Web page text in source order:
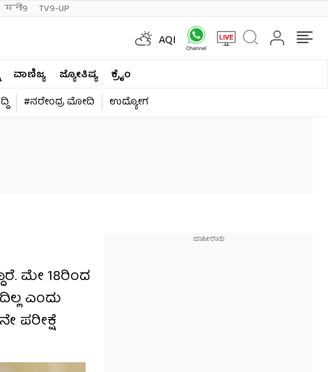
मनी9 TV9-UP
AQI
ವಾಣಿಜ್ಯ ಜ್ಯೋತಿಷ್ಯ
ಕ್ರೈಂ
#ನರೇಂದ್ರ ಮೋದಿ ಉದ್ಯೋಗ
ಮೇ 18ರಿಂದ
ಎಂದು
ಪರೀಕ್ಷೆ